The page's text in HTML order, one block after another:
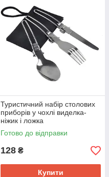
Туристичний набір столових
приборів у чохлі виделка-
ніжик і ложка
Готово до відправки
128 ₴
Купити